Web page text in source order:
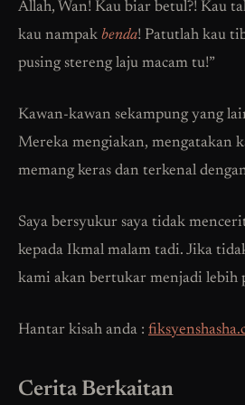
Allah, Wan! Kau biar betul?! Kau
kau nampak benda! Patutlah kau
pusing stereng laju macam tu!”
Kawan-kawan sekampung yang
Mereka mengiakan, mengatakan
memang keras dan terkenal
Saya bersyukur saya tidak
kepada Ikmal malam tadi. Jika
kami akan bertukar menjadi lebih
Hantar kisah anda :
Cerita Berkaitan